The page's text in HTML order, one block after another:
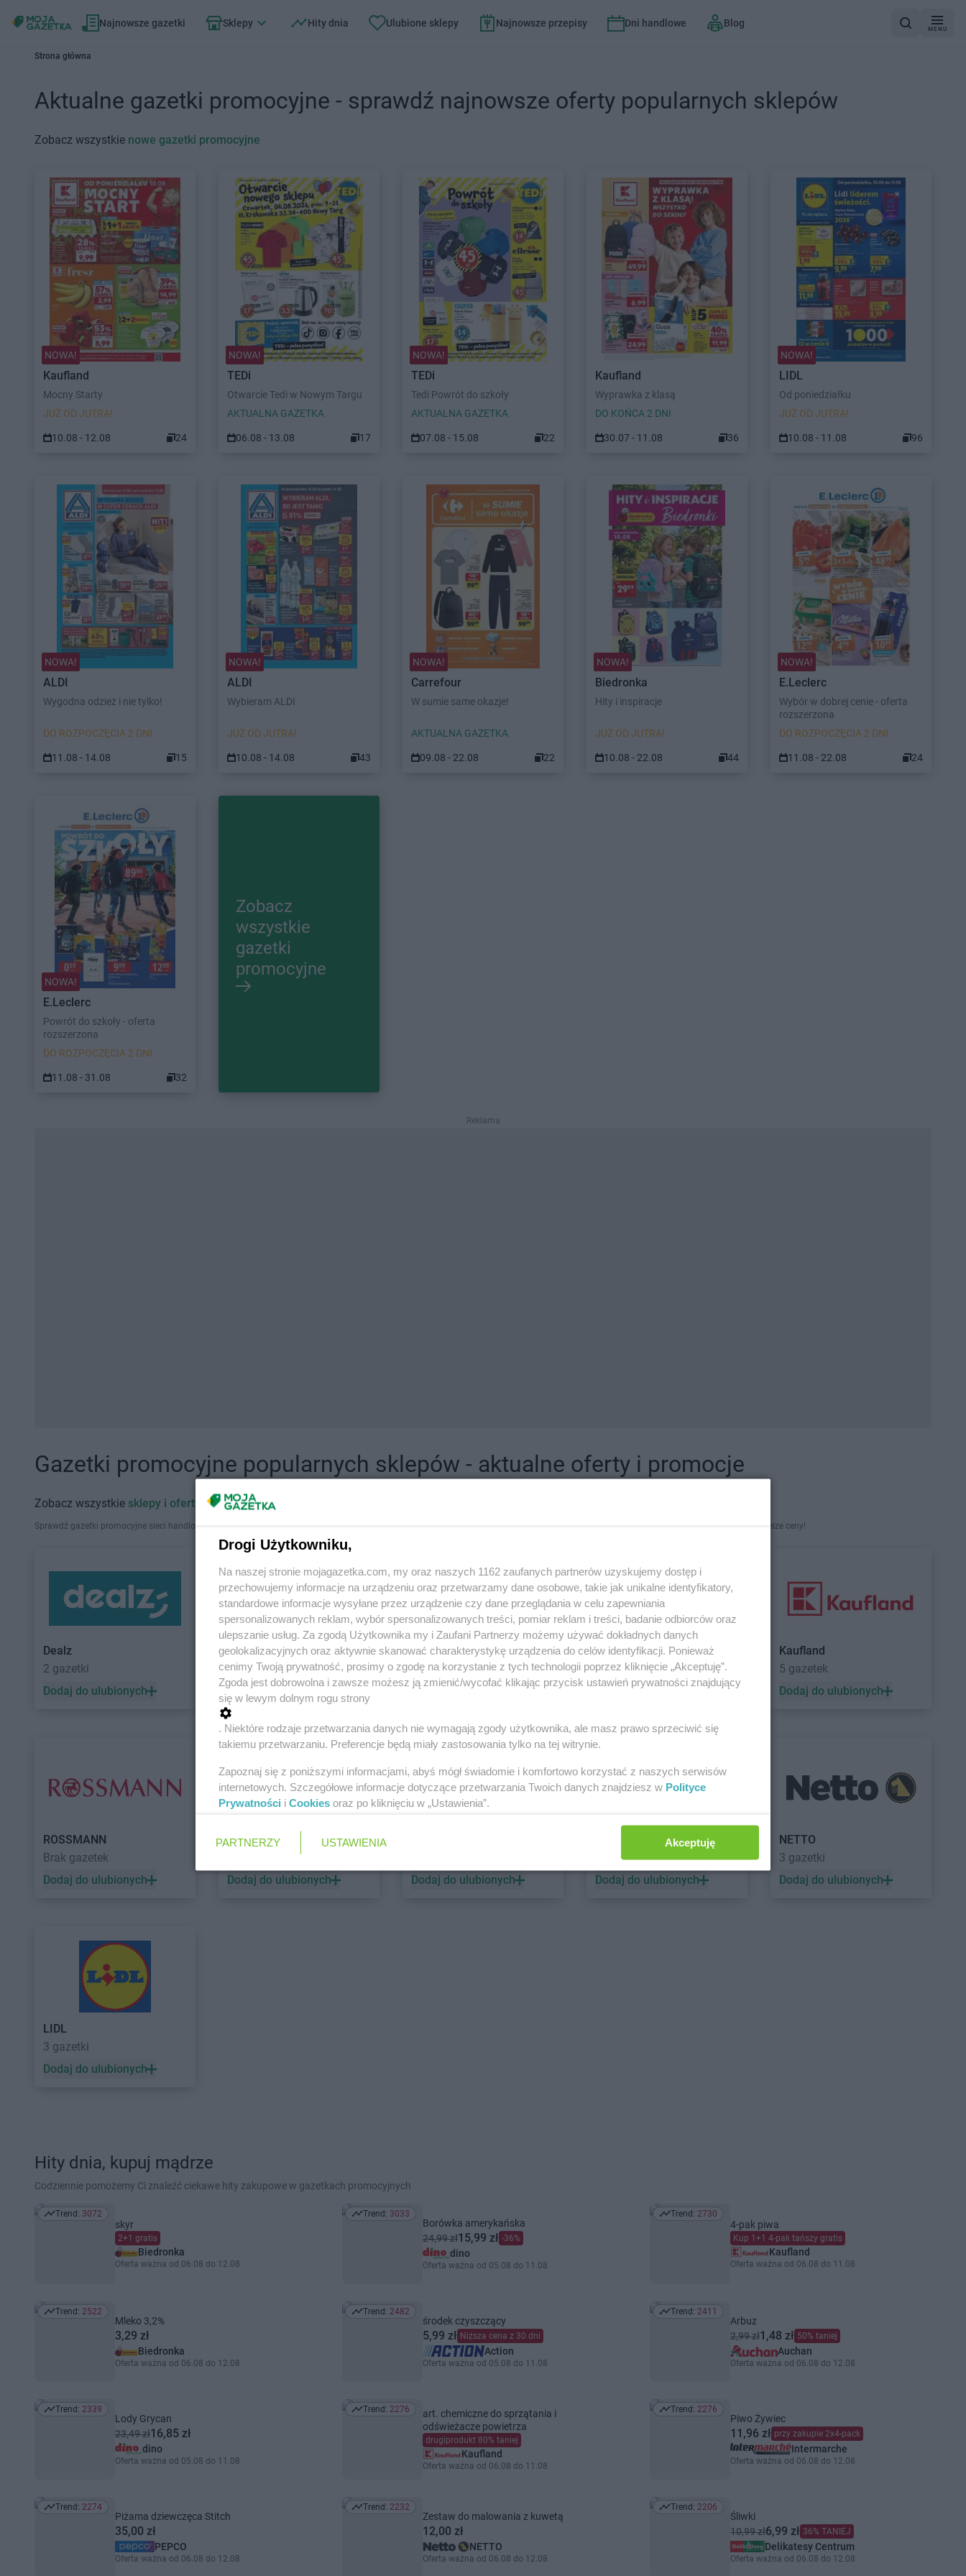
Najnowsze gazetki Sklepy Hity dnia Ulubione sklepy Najnowsze przepisy Dni handlowe Blog
MENU
Strona główna
Aktualne gazetki promocyjne - sprawdź najnowsze oferty popularnych sklepów
Zobacz wszystkie nowe gazetki promocyjne
NOWA!
Kaufland
Mocny Starty
JUŻ OD JUTRA!
10.08 - 12.08 24
NOWA!
TEDi
Otwarcie Tedi w Nowym Targu
AKTUALNA GAZETKA
06.08 - 13.08 17
NOWA!
TEDi
Tedi Powrót do szkoły
AKTUALNA GAZETKA
07.08 - 15.08 22
Kaufland
Wyprawka z klasą
DO KOŃCA 2 DNI
30.07 - 11.08 36
NOWA!
LIDL
Od poniedziałku
JUŻ OD JUTRA!
10.08 - 11.08 96
NOWA!
ALDI
Wygodna odzież i nie tylko!
DO ROZPOCZĘCIA 2 DNI
11.08 - 14.08 15
NOWA!
ALDI
Wybieram ALDI
JUŻ OD JUTRA!
10.08 - 14.08 43
NOWA!
Carrefour
W sumie same okazje!
AKTUALNA GAZETKA
09.08 - 22.08 22
NOWA!
Biedronka
Hity i inspiracje
JUŻ OD JUTRA!
10.08 - 22.08 44
NOWA!
E.Leclerc
Wybór w dobrej cenie - oferta
rozszerzona
DO ROZPOCZĘCIA 2 DNI
11.08 - 22.08 24
NOWA!
E.Leclerc
Powrót do szkoły - oferta
rozszerzona
DO ROZPOCZĘCIA 2 DNI
11.08 - 31.08 32
Zobacz
wszystkie
gazetki
promocyjne
Reklama
Gazetki promocyjne popularnych sklepów - aktualne oferty i promocje
Zobacz wszystkie sklepy i oferty promocyjne
Sprawdź gazetki promocyjne sieci handlowych, które działają w Polsce. Znajdziesz tutaj sklepy należące do lokalnych sieci oraz duże, znane super- i hipermarkety. Najlepsze promocje i najniższe ceny!
Dealz
2 gazetki
Dodaj do ulubionych
POLOmarket
10 gazetek
Dodaj do ulubionych
PEPCO
1 gazetka
Dodaj do ulubionych
dino
1 gazetka
Dodaj do ulubionych
Kaufland
5 gazetek
Dodaj do ulubionych
ROSSMANN
Brak gazetek
Dodaj do ulubionych
Auchan
Dodaj do ulubionych
Dodaj do ulubionych
7 gazetek
Dodaj do ulubionych
NETTO
3 gazetki
Dodaj do ulubionych
LIDL
3 gazetki
Dodaj do ulubionych
Hity dnia, kupuj mądrze
Codziennie pomożemy Ci znaleźć ciekawe hity zakupowe w gazetkach promocyjnych
Trend: 3072
Trend: 3072
skyr
2+1 gratis
Biedronka
Oferta ważna od 06.08 do 12.08
Trend: 3033
Trend: 3033
Borówka amerykańska
24,99 zł15,99 zł -36%
dino
Oferta ważna od 05.08 do 11.08
Trend: 2730
Trend: 2730
4-pak piwa
Kup 1+1 4-pak tańszy gratis
Kaufland
Oferta ważna od 06.08 do 11.08
Trend: 2522
Trend: 2522
Mleko 3,2%
3,29 zł
Biedronka
Oferta ważna od 06.08 do 12.08
Trend: 2482
Trend: 2482
środek czyszczący
5,99 zł Niższa cena z 30 dni
Action
Oferta ważna od 05.08 do 11.08
Trend: 2411
Trend: 2411
Arbuz
2,99 zł1,48 zł 50% taniej
Auchan
Oferta ważna od 06.08 do 12.08
Trend: 2339
Trend: 2339
Lody Grycan
23,49 zł16,85 zł
dino
Oferta ważna od 05.08 do 11.08
Trend: 2276
Trend: 2276
art. chemiczne do sprzątania i
odświeżacze powietrza
drugiprodukt 80% taniej
Kaufland
Oferta ważna od 06.08 do 11.08
Trend: 2276
Trend: 2276
Piwo Żywiec
11,96 zł przy zakupie 2x4-pack
Intermarche
Oferta ważna od 06.08 do 12.08
Trend: 2274
Trend: 2274
Piżama dziewczęca Stitch
35,00 zł
PEPCO
Oferta ważna od 06.08 do 12.08
Trend: 2232
Trend: 2232
Zestaw do malowania z kuwetą
12,00 zł
NETTO
Oferta ważna od 06.08 do 12.08
Trend: 2206
Trend: 2206
Śliwki
10,99 zł6,99 zł 36% TANIEJ
Delikatesy Centrum
Oferta ważna od 06.08 do 12.08
Drogi Użytkowniku,
Na naszej stronie mojagazetka.com, my oraz naszych 1162 zaufanych partnerów uzyskujemy dostęp i
przechowujemy informacje na urządzeniu oraz przetwarzamy dane osobowe, takie jak unikalne identyfikatory,
standardowe informacje wysyłane przez urządzenie czy dane przeglądania w celu zapewniania
spersonalizowanych reklam, wybór spersonalizowanych treści, pomiar reklam i treści, badanie odbiorców oraz
ulepszanie usług. Za zgodą Użytkownika my i Zaufani Partnerzy możemy używać dokładnych danych
geolokalizacyjnych oraz aktywnie skanować charakterystykę urządzenia do celów identyfikacji. Ponieważ
cenimy Twoją prywatność, prosimy o zgodę na korzystanie z tych technologii poprzez kliknięcie „Akceptuję”.
Zgoda jest dobrowolna i zawsze możesz ją zmienić/wycofać klikając przycisk ustawień prywatności znajdujący
się w lewym dolnym rogu strony
. Niektóre rodzaje przetwarzania danych nie wymagają zgody użytkownika, ale masz prawo sprzeciwić się
takiemu przetwarzaniu. Preferencje będą miały zastosowania tylko na tej witrynie.
Zapoznaj się z poniższymi informacjami, abyś mógł świadomie i komfortowo korzystać z naszych serwisów
internetowych. Szczegółowe informacje dotyczące przetwarzania Twoich danych znajdziesz w Polityce
Prywatności i Cookies oraz po kliknięciu w „Ustawienia”.
PARTNERZY USTAWIENIA Akceptuję